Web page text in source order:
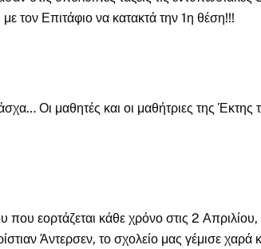
τον Επιτάφιο να κατακτά την 1η θέση!!!
Οι μαθητές και οι μαθήτριες της
εορτάζεται κάθε χρόνο στις 2
Άντερσεν, το σχολείο μας γέμισε χαρά